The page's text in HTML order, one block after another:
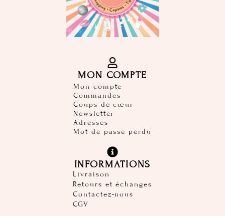
MON COMPTE
Mon compte
Commandes
Coups de cœur
Newsletter
Adresses
Mot de passe perdu
INFORMATIONS
Livraison
Retours et échanges
Contactez-nous
CGV